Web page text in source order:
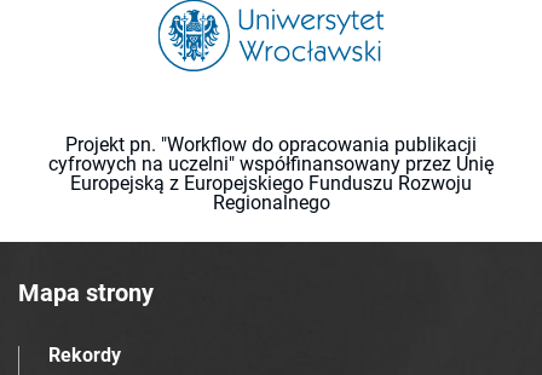
Projekt pn. "Workflow do opracowania publikacji
cyfrowych na uczelni" współfinansowany przez Unię
Europejską z Europejskiego Funduszu Rozwoju
Regionalnego
Mapa strony
Rekordy